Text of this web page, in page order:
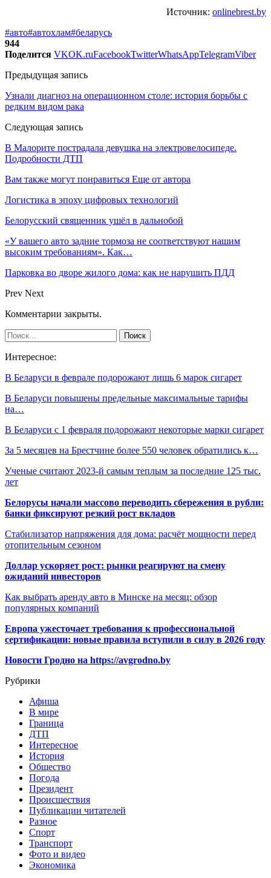
Источник: onlinebrest.by
#авто#автохлам#беларусь
944
Поделится VKOK.ruFacebookTwitterWhatsAppTelegramViber
Предыдущая запись
Узнали диагноз на операционном столе: история борьбы с
редким видом рака
Следующая запись
В Малорите пострадала девушка на электровелосипеде.
Подробности ДТП
Вам также могут понравиться Еще от автора
Логистика в эпоху цифровых технологий
Белорусский священник ушёл в дальнобой
«У вашего авто задние тормоза не соответствуют нашим
высоким требованиям». Как…
Парковка во дворе жилого дома: как не нарушить ПДД
Prev Next
Комментарии закрыты.
Интересное:
В Беларуси в феврале подорожают лишь 6 марок сигарет
В Беларуси повышены предельные максимальные тарифы
на…
В Беларуси с 1 февраля подорожают некоторые марки сигарет
За 5 месяцев на Брестчине более 550 человек обратились к…
Ученые считают 2023-й самым теплым за последние 125 тыс.
лет
Белорусы начали массово переводить сбережения в рубли:
банки фиксируют резкий рост вкладов
Стабилизатор напряжения для дома: расчёт мощности перед
отопительным сезоном
Доллар ускоряет рост: рынки реагируют на смену
ожиданий инвесторов
Как выбрать аренду авто в Минске на месяц: обзор
популярных компаний
Европа ужесточает требования к профессиональной
сертификации: новые правила вступили в силу в 2026 году
Новости Гродно на https://avgrodno.by
Рубрики
Афиша
В мире
Граница
ДТП
Интересное
История
Общество
Погода
Президент
Происшествия
Публикации читателей
Разное
Спорт
Транспорт
Фото и видео
Экономика